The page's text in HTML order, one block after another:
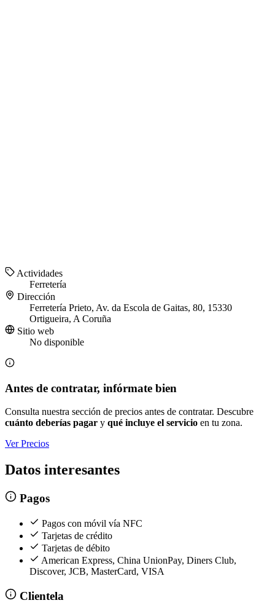
Actividades
Ferretería
Dirección
Ferretería Prieto, Av. da Escola de Gaitas, 80, 15330
Ortigueira, A Coruña
Sitio web
No disponible
Antes de contratar, infórmate bien
Consulta nuestra sección de precios antes de contratar. Descubre
cuánto deberías pagar y qué incluye el servicio en tu zona.
Ver Precios
Datos interesantes
Pagos
Pagos con móvil vía NFC
Tarjetas de crédito
Tarjetas de débito
American Express, China UnionPay, Diners Club,
Discover, JCB, MasterCard, VISA
Clientela